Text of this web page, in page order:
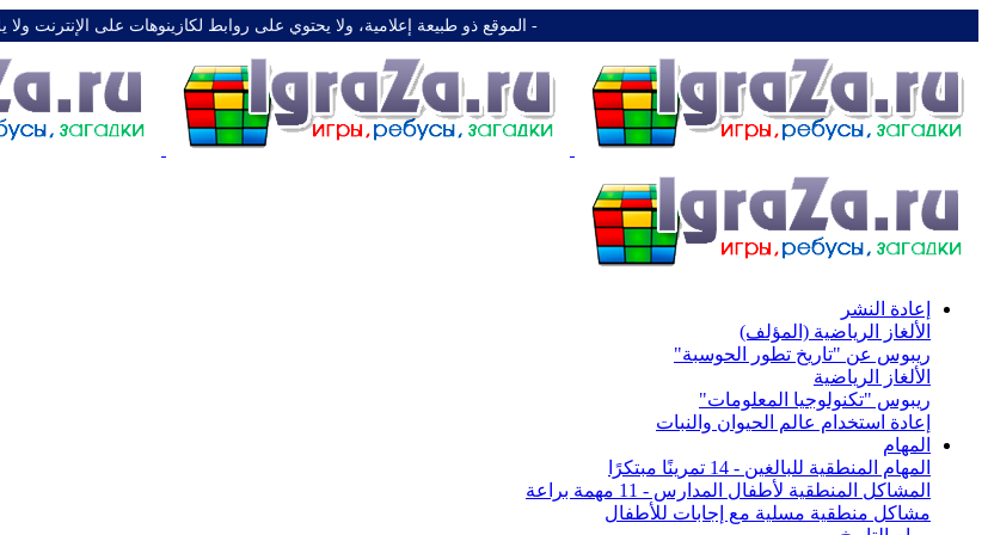
-️ الموقع ذو طبيعة إعلامية، ولا يحتوي على روابط لكازينوهات على الإنترنت ولا
إعادة النشر
الألغاز الرياضية (المؤلف)
ريبوس عن "تاريخ تطور الحوسبة"
الألغاز الرياضية
ريبوس "تكنولوجيا المعلومات"
إعادة استخدام عالم الحيوان والنبات
المهام
المهام المنطقية للبالغين - 14 تمرينًا مبتكرًا
المشاكل المنطقية لأطفال المدارس - 11 مهمة براعة
مشاكل منطقية مسلية مع إجابات للأطفال